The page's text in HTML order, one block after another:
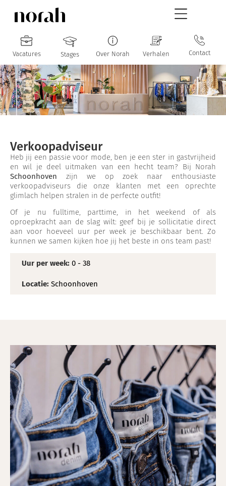
Vacatures Stages Over Norah Verhalen Contact
Verkoopadviseur
Heb jij een passie voor mode, ben je een ster in gastvrijheid
en wil je deel uitmaken van een hecht team? Bij Norah
Schoonhoven zijn we op zoek naar enthousiaste
verkoopadviseurs die onze klanten met een oprechte
glimlach helpen stralen in de perfecte outfit!
Of je nu fulltime, parttime, in het weekend of als
oproepkracht aan de slag wilt: geef bij je sollicitatie direct
aan voor hoeveel uur per week je beschikbaar bent. Zo
kunnen we samen kijken hoe jij het beste in ons team past!
Uur per week: 0 - 38
Locatie: Schoonhoven